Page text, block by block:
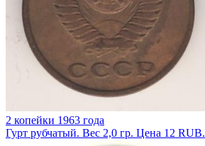
2 копейки 1963 года
Гурт рубчатый. Вес 2,0 гр. Цена 12 RUB.